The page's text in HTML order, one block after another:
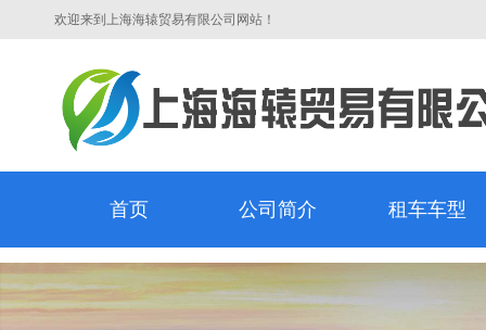
欢迎来到上海海辕贸易有限公司网站！
首页 公司简介 租车车型